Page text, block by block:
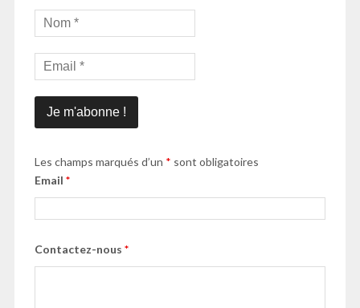
Les champs marqués d’un * sont obligatoires
Email *
Contactez-nous *